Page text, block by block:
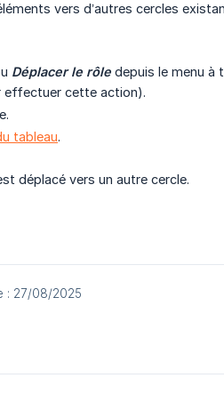
vers d’autres cercles
Déplacer le rôle depuis le menu à
effectuer cette action).
tableau.
déplacé vers un autre cercle.
: 27/08/2025